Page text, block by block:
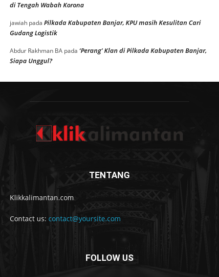
di Tengah Wabah Korona
jawiah pada Pilkada Kabupaten Banjar, KPU masih Kesulitan Cari
Gudang Logistik
Abdur Rakhman BA pada ‘Perang’ Klan di Pilkada Kabupaten Banjar,
Siapa Unggul?
TENTANG
Klikkalimantan.com
Contact us: contact@yoursite.com
FOLLOW US